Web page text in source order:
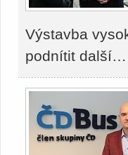
Výstavba
podnítit další…